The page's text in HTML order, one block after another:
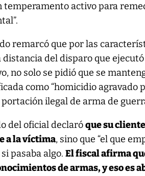
temperamento activo para
remarcó que por las
del disparo que
no solo se pidió que se
como “homicidio agravado
ilegal de arma de
del oficial declaróque su
a la víctima, sino que “el que
pasaba algo.El fiscal afirma
de armas, y eso es